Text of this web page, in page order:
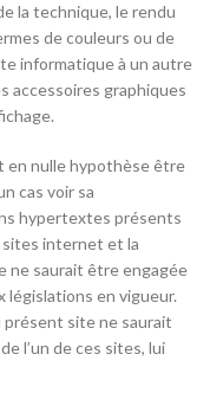
la technique, le rendu
de couleurs ou de
informatique à un autre
accessoires graphiques
en nulle hypothèse être
cas voir sa
hypertextes présents
sites internet et la
ne saurait être engagée
législations en vigueur.
présent site ne saurait
l’un de ces sites, lui